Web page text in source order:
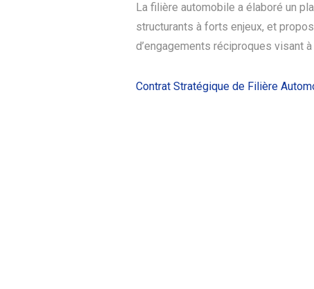
La filière automobile a élaboré un
structurants à forts enjeux, et
d’engagements réciproques visant
Contrat Stratégique de Filière